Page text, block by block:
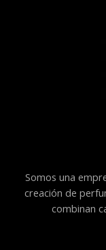
Somos una
creación de
combinan